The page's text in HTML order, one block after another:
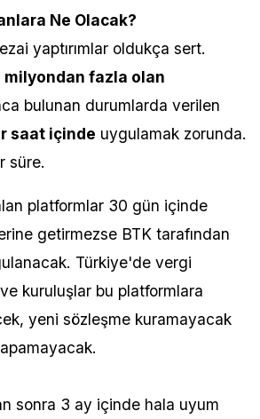
Ne Olacak?
yaptırımlar oldukça sert.
milyondan fazla olan
bulunan durumlarda verilen
saat içinde uygulamak zorunda.
süre.
platformlar 30 gün içinde
getirmezse BTK tarafından
Türkiye'de vergi
kuruluşlar bu platformlara
yeni sözleşme kuramayacak
sonra 3 ay içinde hala uyum